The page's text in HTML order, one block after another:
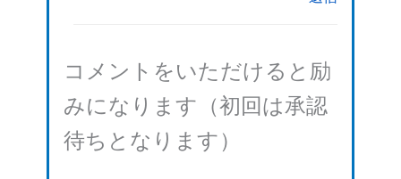
コメントをいただけると励
みになります（初回は承認
待ちとなります）